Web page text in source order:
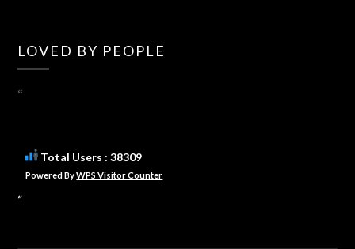
LOVED BY PEOPLE
“
Total Users : 38309
Powered ByWPS Visitor Counter
“